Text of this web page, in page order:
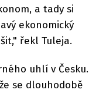
a tady si
ekonomický
řekl Tuleja.
uhlí v Česku.
se dlouhodobě